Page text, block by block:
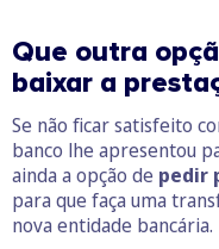
Que outra
baixar a
Se não ficar satisfeito
banco lhe apresentou
ainda a opção de pedir
para que faça uma
nova entidade bancária.